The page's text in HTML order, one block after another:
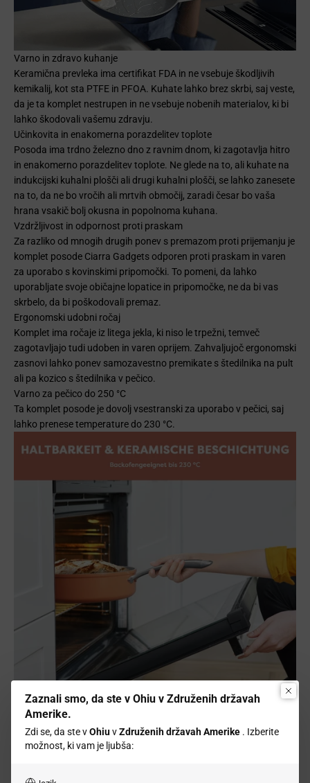
Varno in zdravo kuhanje
Keramična prevleka ima certifikat FDA in ne vsebuje škodljivih
kemikalij, kot sta PTFE in PFOA. Kuhate lahko brez skrbi, saj veste,
da je ta komplet nestrupen in ne vsebuje nobenih materialov, ki bi
lahko škodovali vašemu zdravju.
Učinkovita in enakomerna porazdelitev toplote
Posoda ima trdno železno dno z ravnim dnom, ki zagotavlja hitro
in enakomerno porazdelitev toplote. Ne glede na to, ali kuhate na
indukcijski kuhalni plošči ali drugi kuhalni plošči, se lahko zanesete
na to, da ne bo vročih ali mrtvih območij, zaradi česar bo vaša
hrana vsakič bolj okusna in popolnoma kuhana.
Vzdržljivost in odpornost proti praskam
Za razliko od mnogih drugih ponev s premazom proti prijemanju je
komplet posode Ciarra Gadgets odporen proti praskam in varen
za uporabo s kovinskimi pripomočki. To pomeni, da lahko
uporabljate svoje običajne lopatice in pripomočke, ne da bi vas
skrbelo, da bi poškodovali premaz.
Ergonomski udobni ročaj
Komplet ima ročaje iz litega jekla, ki niso le trpežni, temveč
zagotavljajo tudi udoben in varen oprijem. Zahvaljujoč ergonomski
zasnovi lahko ponev samozavestno premikate s štedilnika na pult
ali pa kozico s štedilnika v pečico.
Varno za pečico do 250 °C
Ta komplet posode je dovolj vsestranski za uporabo v pečici, saj
lahko prenese temperature do 230 °C.
Keramična ponev proti prijemanju Ciarra Gadgets z nestrupenim
premazom je ena najboljših možnosti za kuhanje na indukcijski
Zaznali smo, da ste v Ohiu v Združenih državah
Amerike.
Zdi se, da ste vOhiuvZdruženih državah Amerike . Izberite
možnost, ki vam je ljubša: